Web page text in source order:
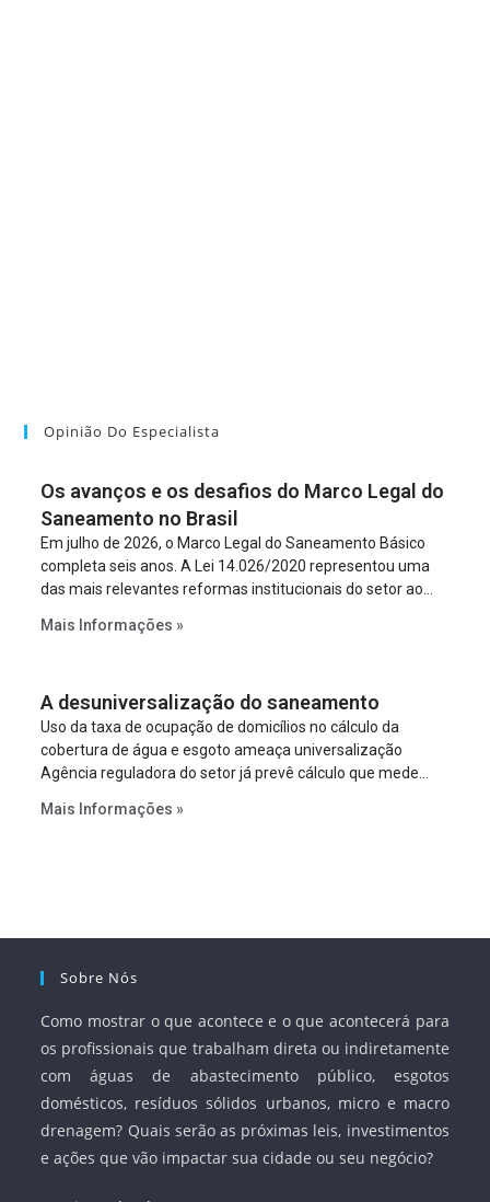
Opinião Do Especialista
Os avanços e os desafios do Marco Legal do
Saneamento no Brasil
Em julho de 2026, o Marco Legal do Saneamento Básico
completa seis anos. A Lei 14.026/2020 representou uma
das mais relevantes reformas institucionais do setor ao
serviços, ampliar a participação da iniciativa privada,
à segurança jurídica dos contratos.
Mais Informações »
A desuniversalização do saneamento
Uso da taxa de ocupação de domicílios no cálculo da
cobertura de água e esgoto ameaça universalização
Agência reguladora do setor já prevê cálculo que mede
Mais Informações »
Sobre Nós
Como mostrar o que acontece e o que acontecerá para
os profissionais que trabalham direta ou indiretamente
com águas de abastecimento público, esgotos
domésticos, resíduos sólidos urbanos, micro e macro
drenagem? Quais serão as próximas leis, investimentos
e ações que vão impactar sua cidade ou seu negócio?